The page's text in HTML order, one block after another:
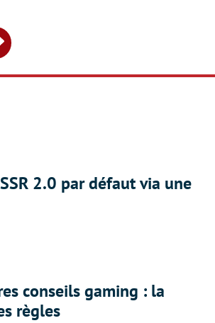
2.0 par défaut via une
conseils gaming : la
règles